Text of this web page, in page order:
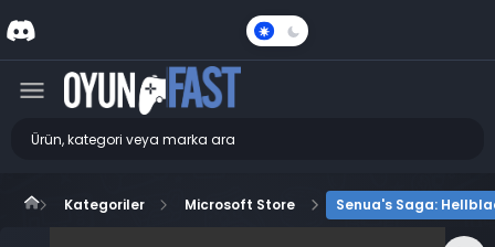
Karanlık
Kategoriler Microsoft Store Senua's Saga: